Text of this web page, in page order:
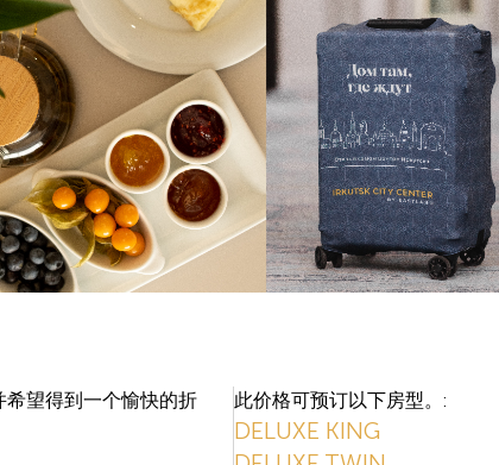
望得到一个愉快的折
此价格可预订以下房型。:
DELUXE KING